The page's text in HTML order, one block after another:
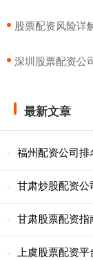
股票配资风险详
深圳股票配资公
最新文章
福州配资公司排
甘肃炒股配资
甘肃股票配资
上虞股票配资